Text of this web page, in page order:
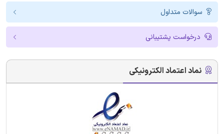
سوالات متداول
درخواست پشتیبانی
نماد اعتماد الکترونیکی